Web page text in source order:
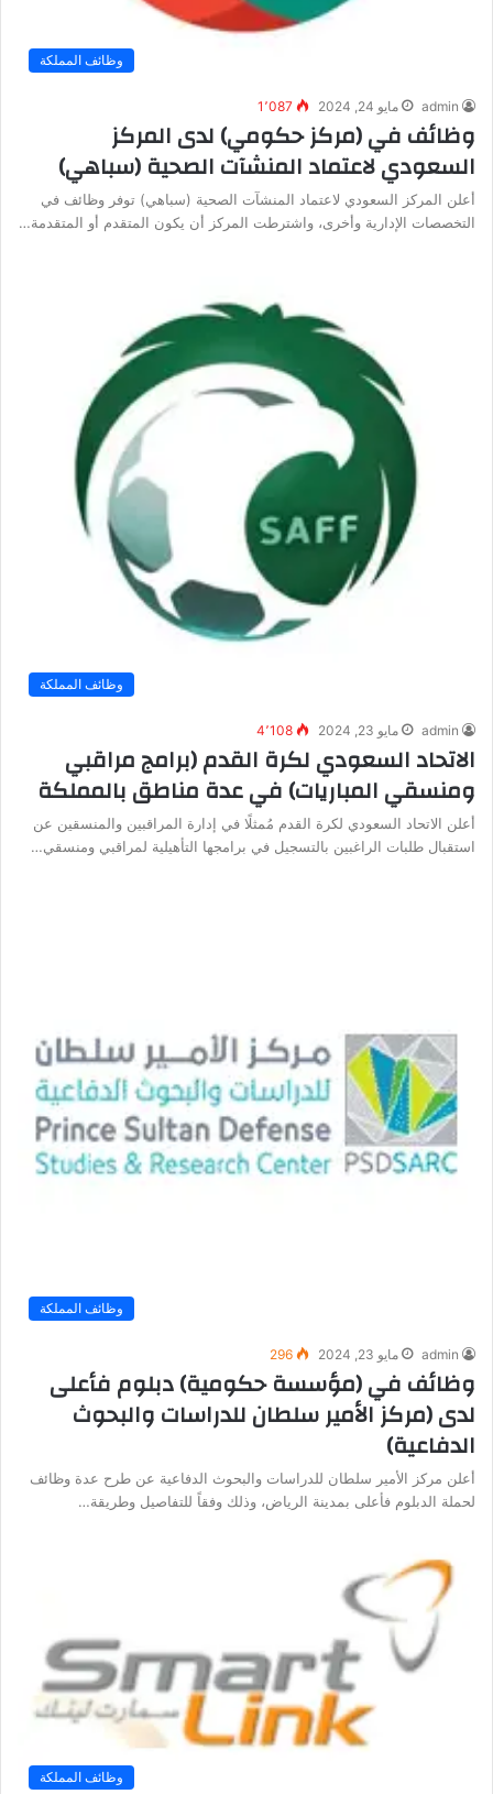
وظائف المملكة
admin مايو 24, 2024 1٬087
وظائف في (مركز حكومي) لدى المركز
السعودي لاعتماد المنشآت الصحية (سباهي)
أعلن المركز السعودي لاعتماد المنشآت الصحية (سباهي) توفر وظائف في
التخصصات الإدارية وأخرى، واشترطت المركز أن يكون المتقدم أو المتقدمة…
وظائف المملكة
admin مايو 23, 2024 4٬108
الاتحاد السعودي لكرة القدم (برامج مراقبي
ومنسقي المباريات) في عدة مناطق بالمملكة
أعلن الاتحاد السعودي لكرة القدم مُمثلًا في إدارة المراقبين والمنسقين عن
استقبال طلبات الراغبين بالتسجيل في برامجها التأهيلية لمراقبي ومنسقي…
وظائف المملكة
admin مايو 23, 2024 296
وظائف في (مؤسسة حكومية) دبلوم فأعلى
لدى (مركز الأمير سلطان للدراسات والبحوث
الدفاعية)
أعلن مركز الأمير سلطان للدراسات والبحوث الدفاعية عن طرح عدة وظائف
لحملة الدبلوم فأعلى بمدينة الرياض، وذلك وفقاً للتفاصيل وطريقة…
وظائف المملكة